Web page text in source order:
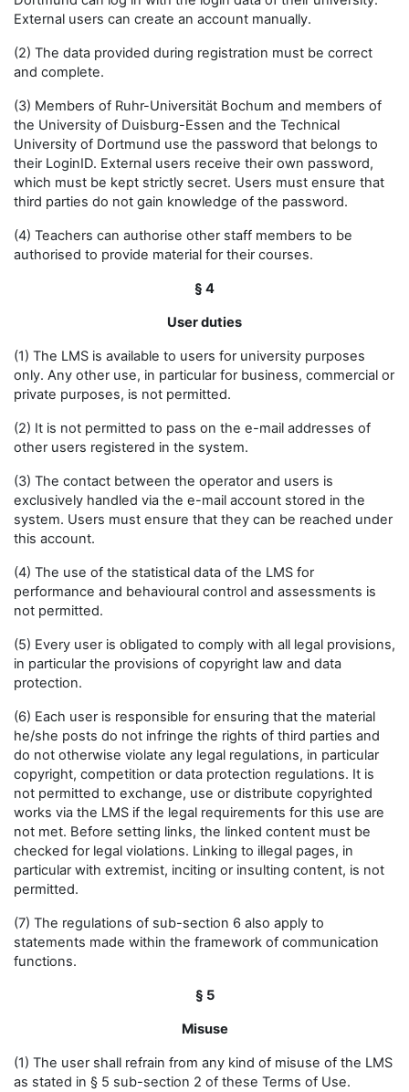
External users can create an account manually.
(2) The data provided during registration must be correct
and complete.
(3) Members of Ruhr-Universität Bochum and members of
the University of Duisburg-Essen and the Technical
University of Dortmund use the password that belongs to
their LoginID. External users receive their own password,
which must be kept strictly secret. Users must ensure that
third parties do not gain knowledge of the password.
(4) Teachers can authorise other staff members to be
authorised to provide material for their courses.
§ 4
User duties
(1) The LMS is available to users for university purposes
only. Any other use, in particular for business, commercial or
private purposes, is not permitted.
(2) It is not permitted to pass on the e-mail addresses of
other users registered in the system.
(3) The contact between the operator and users is
exclusively handled via the e-mail account stored in the
system. Users must ensure that they can be reached under
this account.
(4) The use of the statistical data of the LMS for
performance and behavioural control and assessments is
not permitted.
(5) Every user is obligated to comply with all legal provisions,
in particular the provisions of copyright law and data
protection.
(6) Each user is responsible for ensuring that the material
he/she posts do not infringe the rights of third parties and
do not otherwise violate any legal regulations, in particular
copyright, competition or data protection regulations. It is
not permitted to exchange, use or distribute copyrighted
works via the LMS if the legal requirements for this use are
not met. Before setting links, the linked content must be
checked for legal violations. Linking to illegal pages, in
particular with extremist, inciting or insulting content, is not
permitted.
(7) The regulations of sub-section 6 also apply to
statements made within the framework of communication
functions.
§ 5
Misuse
(1) The user shall refrain from any kind of misuse of the LMS
as stated in § 5 sub-section 2 of these Terms of Use.